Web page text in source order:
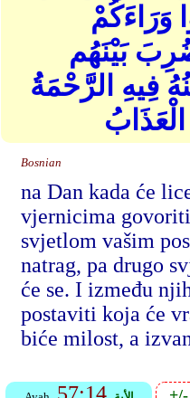
وَرَاءَكُمْ
بَيْنَهُم
فِيهِ الرَّحْمَةُ
Bosnian
na Dan kada će
vjernicima
svjetlom vašim
natrag, pa drugo
će se. I između
postaviti koja će
biće milost, a